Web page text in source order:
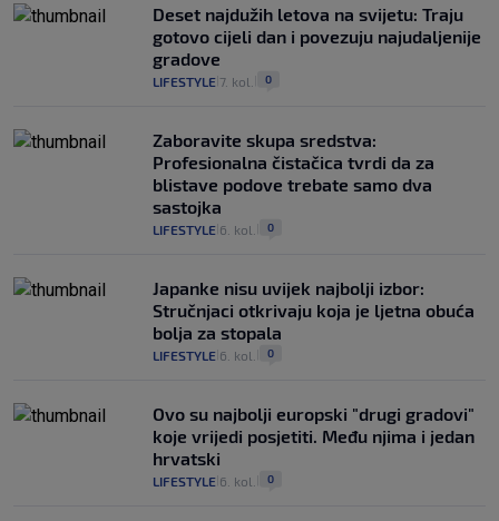
Deset najdužih letova na svijetu: Traju
gotovo cijeli dan i povezuju najudaljenije
gradove
LIFESTYLE 7. kol. 0
Zaboravite skupa sredstva:
Profesionalna čistačica tvrdi da za
blistave podove trebate samo dva
sastojka
LIFESTYLE 6. kol. 0
Japanke nisu uvijek najbolji izbor:
Stručnjaci otkrivaju koja je ljetna obuća
bolja za stopala
LIFESTYLE 6. kol. 0
Ovo su najbolji europski "drugi gradovi"
koje vrijedi posjetiti. Među njima i jedan
hrvatski
LIFESTYLE 6. kol. 0